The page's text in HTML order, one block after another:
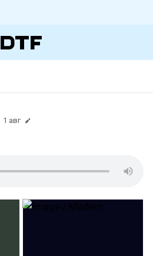
1 авг